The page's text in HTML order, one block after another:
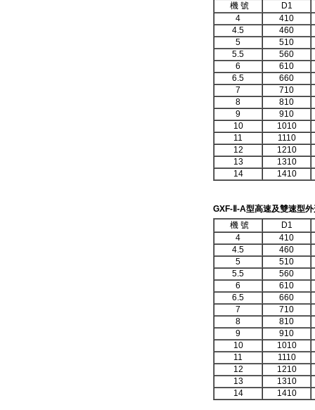
機 號
D1
4
410
4.5
460
5
510
5.5
560
6
610
6.5
660
7
710
8
810
9
910
10
1010
11
1110
12
1210
13
1310
14
1410
GXF-Ⅱ-A型高速及雙速型
機 號
D1
4
410
4.5
460
5
510
5.5
560
6
610
6.5
660
7
710
8
810
9
910
10
1010
11
1110
12
1210
13
1310
14
1410